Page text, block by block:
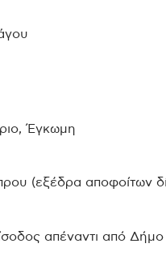
Έγκωμη
(εξέδρα αποφοίτων
απέναντι από